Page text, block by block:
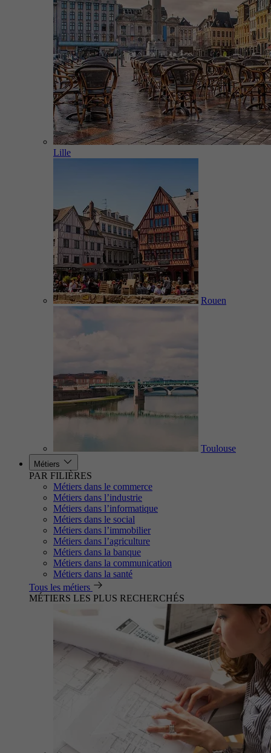
Lille
Rouen
Toulouse
Métiers
PAR FILIÈRES
Métiers dans le commerce
Métiers dans l’industrie
Métiers dans l’informatique
Métiers dans le social
Métiers dans l’immobilier
Métiers dans l’agriculture
Métiers dans la banque
Métiers dans la communication
Métiers dans la santé
Tous les métiers
MÉTIERS LES PLUS RECHERCHÉS